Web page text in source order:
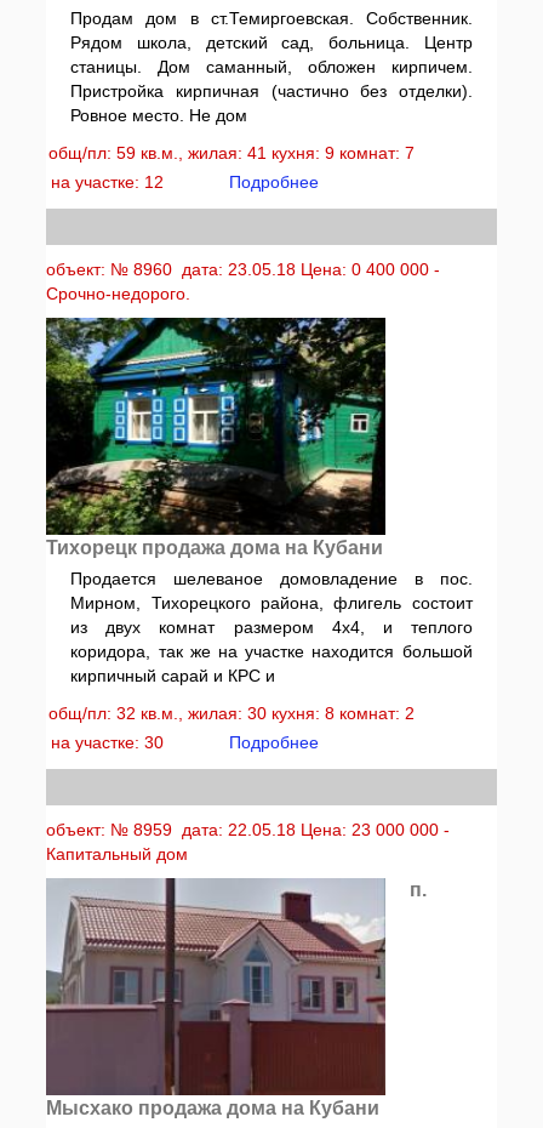
Продам дом в ст.Темиргоевская. Собственник.
Рядом школа, детский сад, больница. Центр
станицы. Дом саманный, обложен кирпичем.
Пристройка кирпичная (частично без отделки).
Ровное место. Не дом
общ/пл: 59 кв.м., жилая: 41 кухня: 9 комнат: 7
на участке: 12
Подробнее
объект: № 8960 дата: 23.05.18 Цена: 0 400 000 -
Срочно-недорого.
Тихорецк продажа дома на Кубани
Продается шелеваное домовладение в пос.
Мирном, Тихорецкого района, флигель состоит
из двух комнат размером 4х4, и теплого
коридора, так же на участке находится большой
кирпичный сарай и КРС и
общ/пл: 32 кв.м., жилая: 30 кухня: 8 комнат: 2
на участке: 30
Подробнее
объект: № 8959 дата: 22.05.18 Цена: 23 000 000 -
Капитальный дом
п.
Мысхако продажа дома на Кубани